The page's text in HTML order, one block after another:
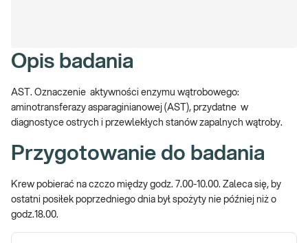
Opis badania
AST. Oznaczenie aktywności enzymu wątrobowego:
aminotransferazy asparaginianowej (AST), przydatne w
diagnostyce ostrych i przewlekłych stanów zapalnych wątroby.
Przygotowanie do badania
Krew pobierać na czczo między godz. 7.00-10.00. Zaleca się, by
ostatni posiłek poprzedniego dnia był spożyty nie później niż o
godz.18.00.